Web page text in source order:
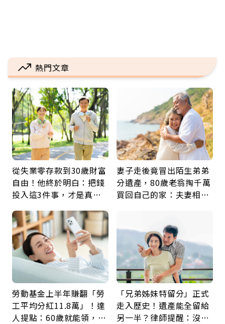
熱門文章
從失業零存款到30歲財富
自由！他終於明白：把錢
投入這3件事，才是真正
妻子走後竟冒出陌生弟弟
分遺產，80歲老翁掏千萬
買回自己的家：夫妻相守
勞動基金上半年賺翻「勞
工平均分紅11.8萬」！達
人提點：60歲就能領，重
「兄弟姊妹特留分」正式
走入歷史！遺產能全留給
另一半？律師提醒：沒做